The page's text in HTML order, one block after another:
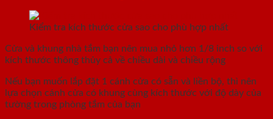
Kiểm tra kích thước cửa sao cho phù hợp nhất
Cửa và khung nhà tắm bạn nên mua nhỏ hơn 1/8 inch so với
kích thước thông thủy cả về chiều dài và chiều rộng
Nếu bạn muốn lắp đặt 1 cánh cửa có sẵn và liền bộ, thì nên
lựa chọn cánh cửa có khung cùng kích thước với độ dày của
tường trong phòng tắm của bạn